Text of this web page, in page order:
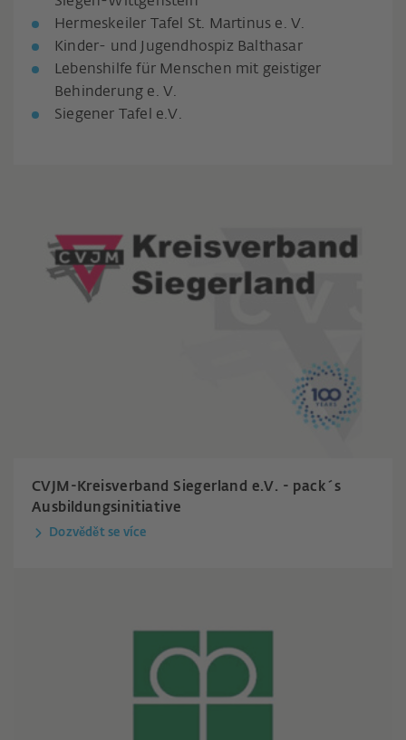
Hermeskeiler Tafel St. Martinus e. V.
Kinder- und Jugendhospiz Balthasar
Lebenshilfe für Menschen mit geistiger
Behinderung e. V.
Siegener Tafel e.V.
CVJM-Kreisverband Siegerland e.V. - pack´s
Ausbildungsinitiative
Dozvědět se více